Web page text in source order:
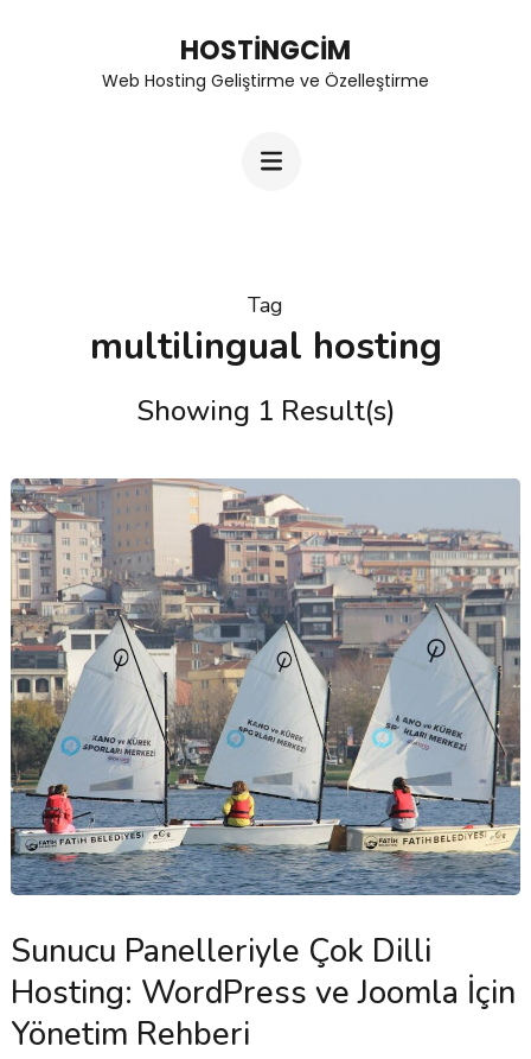
HOSTINGCIM
Web Hosting Geliştirme ve Özelleştirme
Tag
multilingual hosting
Showing 1 Result(s)
Sunucu Panelleriyle Çok Dilli
Hosting: WordPress ve Joomla İçin
Yönetim Rehberi